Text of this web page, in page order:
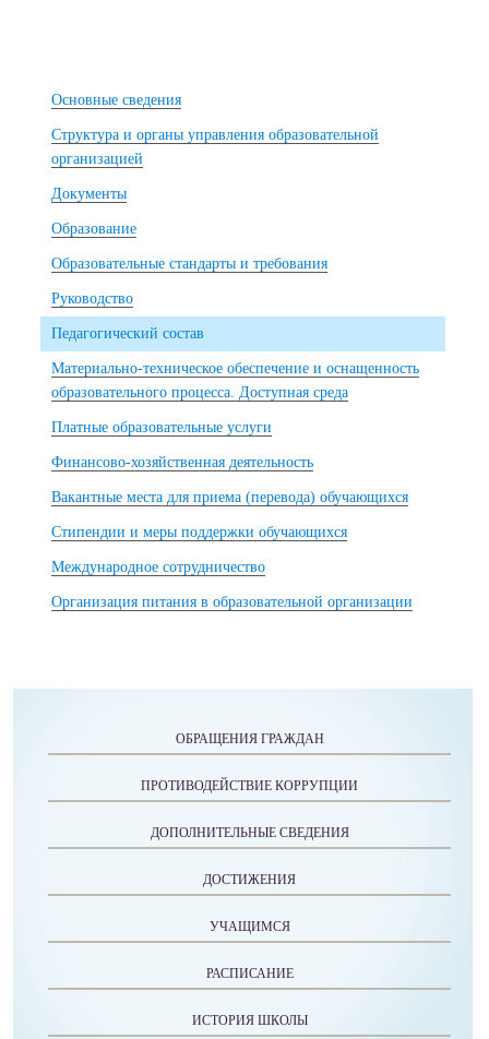
Основные сведения
Структура и органы управления образовательной
организацией
Документы
Образование
Образовательные стандарты и требования
Руководство
Педагогический состав
Материально-техническое обеспечение и оснащенность
образовательного процесса. Доступная среда
Платные образовательные услуги
Финансово-хозяйственная деятельность
Вакантные места для приема (перевода) обучающихся
Стипендии и меры поддержки обучающихся
Международное сотрудничество
Организация питания в образовательной организации
ОБРАЩЕНИЯ ГРАЖДАН
ПРОТИВОДЕЙСТВИЕ КОРРУПЦИИ
ДОПОЛНИТЕЛЬНЫЕ СВЕДЕНИЯ
ДОСТИЖЕНИЯ
УЧАЩИМСЯ
РАСПИСАНИЕ
ИСТОРИЯ ШКОЛЫ